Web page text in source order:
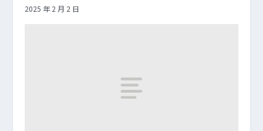
2025 年 2 月 2 日